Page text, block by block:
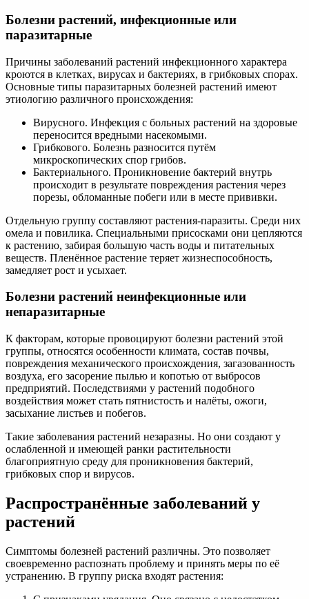
Болезни растений, инфекционные или
паразитарные
Причины заболеваний растений инфекционного характера
кроются в клетках, вирусах и бактериях, в грибковых спорах.
Основные типы паразитарных болезней растений имеют
этиологию различного происхождения:
Вирусного. Инфекция с больных растений на здоровые
переносится вредными насекомыми.
Грибкового. Болезнь разносится путём
микроскопических спор грибов.
Бактериального. Проникновение бактерий внутрь
происходит в результате повреждения растения через
порезы, обломанные побеги или в месте прививки.
Отдельную группу составляют растения-паразиты. Среди них
омела и повилика. Специальными присосками они цепляются
к растению, забирая большую часть воды и питательных
веществ. Пленённое растение теряет жизнеспособность,
замедляет рост и усыхает.
Болезни растений неинфекционные или
непаразитарные
К факторам, которые провоцируют болезни растений этой
группы, относятся особенности климата, состав почвы,
повреждения механического происхождения, загазованность
воздуха, его засорение пылью и копотью от выбросов
предприятий. Последствиями у растений подобного
воздействия может стать пятнистость и налёты, ожоги,
засыхание листьев и побегов.
Такие заболевания растений незаразны. Но они создают у
ослабленной и имеющей ранки растительности
благоприятную среду для проникновения бактерий,
грибковых спор и вирусов.
Распространённые заболеваний у
растений
Симптомы болезней растений различны. Это позволяет
своевременно распознать проблему и принять меры по её
устранению. В группу риска входят растения: